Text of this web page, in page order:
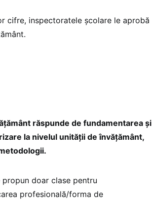
cifre, inspectoratele școlare le aprobă
răspunde de fundamentarea și
la nivelul unității de învățământ,
doar clase pentru
profesională/forma de